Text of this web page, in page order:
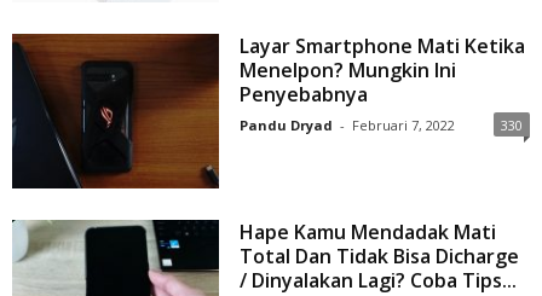
Layar Smartphone Mati Ketika
Menelpon? Mungkin Ini
Penyebabnya
Pandu Dryad - Februari 7, 2022 330
Hape Kamu Mendadak Mati
Total Dan Tidak Bisa Dicharge
/ Dinyalakan Lagi? Coba Tips...